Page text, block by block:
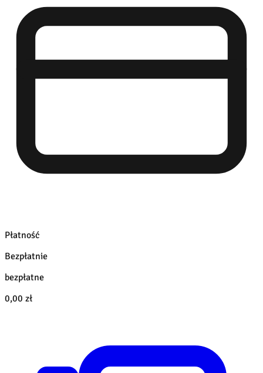
Płatność
Bezpłatnie
bezpłatne
0,00 zł